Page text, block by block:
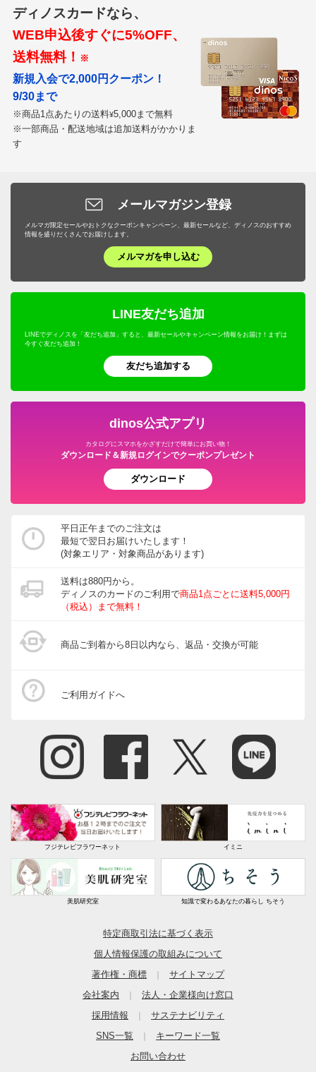
ディノスカードなら、
WEB申込後すぐに5%OFF、
送料無料！ ※
新規入会で2,000円クーポン！
9/30まで
※商品1点あたりの送料¥5,000まで無料
※一部商品・配送地域は追加送料がかかりま
す
メールマガジン登録
メルマガ限定セールやおトクなクーポンキャンペーン、最新セールなど、ディノスのおすすめ
情報を盛りだくさんでお届けします。
メルマガを申し込む
LINE友だち追加
LINEでディノスを「友だち追加」すると、最新セールやキャンペーン情報をお届け！まずは
今すぐ友だち追加！
友だち追加する
dinos公式アプリ
カタログにスマホをかざすだけで簡単にお買い物！
ダウンロード＆新規ログインでクーポンプレゼント
ダウンロード
平日正午までのご注文は
最短で翌日お届けいたします！
(対象エリア・対象商品があります)
送料は880円から。
ディノスのカードのご利用で商品1点ごとに送料5,000円
（税込）まで無料！
商品ご到着から8日以内なら、返品・交換が可能
ご利用ガイドへ
フジテレビフラワーネット イミニ
美肌研究室 知識で変わるあなたの暮らし ちそう
特定商取引法に基づく表示
個人情報保護の取組みについて
著作権・商標
サイトマップ
会社案内
法人・企業様向け窓口
採用情報
サステナビリティ
SNS一覧
キーワード一覧
お問い合わせ